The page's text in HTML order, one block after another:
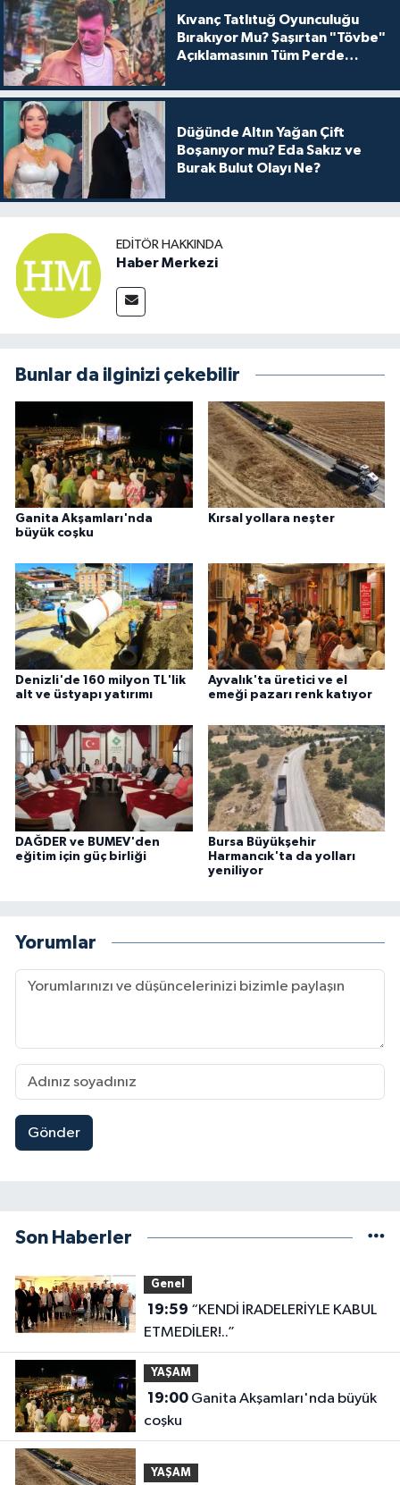
Kıvanç Tatlıtuğ Oyunculuğu
Bırakıyor Mu? Şaşırtan "Tövbe"
Açıklamasının Tüm Perde
Düğünde Altın Yağan Çift
Boşanıyor mu? Eda Sakız ve
Burak Bulut Olayı Ne?
EDITÖR HAKKINDA
Haber Merkezi
Bunlar da ilginizi çekebilir
Ganita Akşamları'nda
büyük coşku
Kırsal yollara neşter
Denizli'de 160 milyon TL'lik
alt ve üstyapı yatırımı
Ayvalık'ta üretici ve el
emeği pazarı renk katıyor
DAĞDER ve BUMEV'den
eğitim için güç birliği
Bursa Büyükşehir
Harmancık'ta da yolları
yeniliyor
Yorumlar
Gönder
Son Haberler
Genel
19:59
ETMEDİLER!..”
YAŞAM
19:00Ganita Akşamları'nda büyük
coşku
YAŞAM